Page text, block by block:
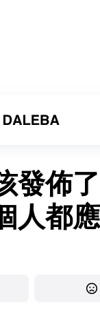
發佈
人都